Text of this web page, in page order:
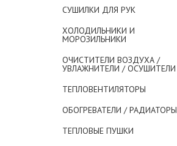
СУШИЛКИ ДЛЯ РУК
ХОЛОДИЛЬНИКИ И
МОРОЗИЛЬНИКИ
ОЧИСТИТЕЛИ ВОЗДУХА /
УВЛАЖНИТЕЛИ / ОСУШИТЕЛИ
ТЕПЛОВЕНТИЛЯТОРЫ
ОБОГРЕВАТЕЛИ / РАДИАТОРЫ
ТЕПЛОВЫЕ ПУШКИ